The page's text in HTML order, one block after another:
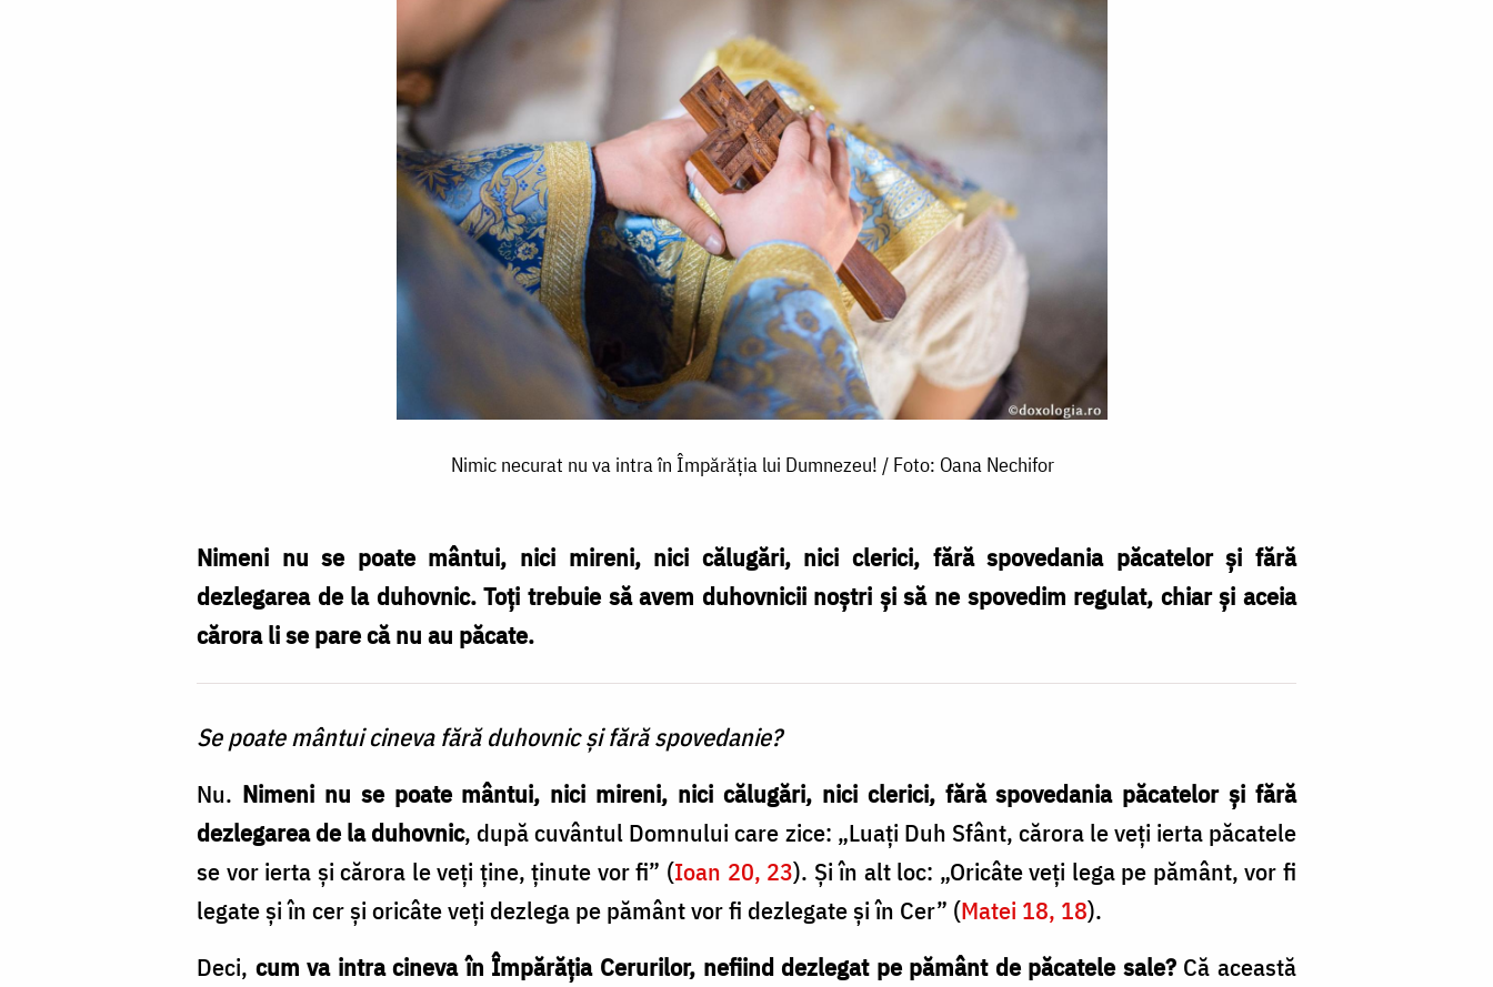
Nimic necurat nu va intra în Împărăția lui Dumnezeu! / Foto: Oana Nechifor
Nimeni nu se poate mântui, nici mireni, nici călugări, nici clerici, fără spovedania păcatelor și fără
dezlegarea de la duhovnic. Toți trebuie să avem duhovnicii noștri și să ne spovedim regulat, chiar și aceia
cărora li se pare că nu au păcate.
Se poate mântui cineva fără duhovnic și fără spovedanie?
Nu. Nimeni nu se poate mântui, nici mireni, nici călugări, nici clerici, fără spovedania păcatelor și fără
dezlegarea de la duhovnic, după cuvântul Domnului care zice: „Luați Duh Sfânt, cărora le veți ierta păcatele
se vor ierta și cărora le veți ține, ținute vor fi” (Ioan 20, 23). Și în alt loc: „Oricâte veți lega pe pământ, vor fi
legate și în cer și oricâte veți dezlega pe pământ vor fi dezlegate și în Cer” (Matei 18, 18).
Deci, cum va intra cineva în Împărăția Cerurilor, nefiind dezlegat pe pământ de păcatele sale? Că această